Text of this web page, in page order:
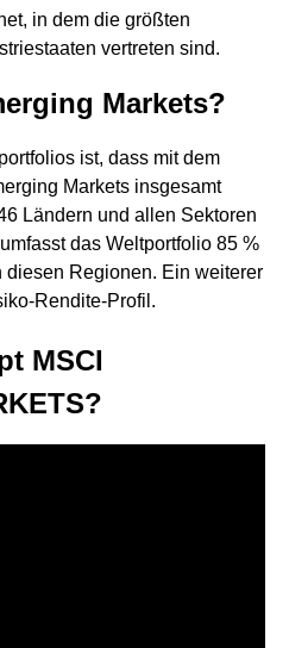
in dem die größten
vertreten sind.
Markets?
ist, dass mit dem
Markets insgesamt
Ländern und allen Sektoren
das Weltportfolio 85 %
Regionen. Ein weiterer
Rendite-Profil.
MSCI